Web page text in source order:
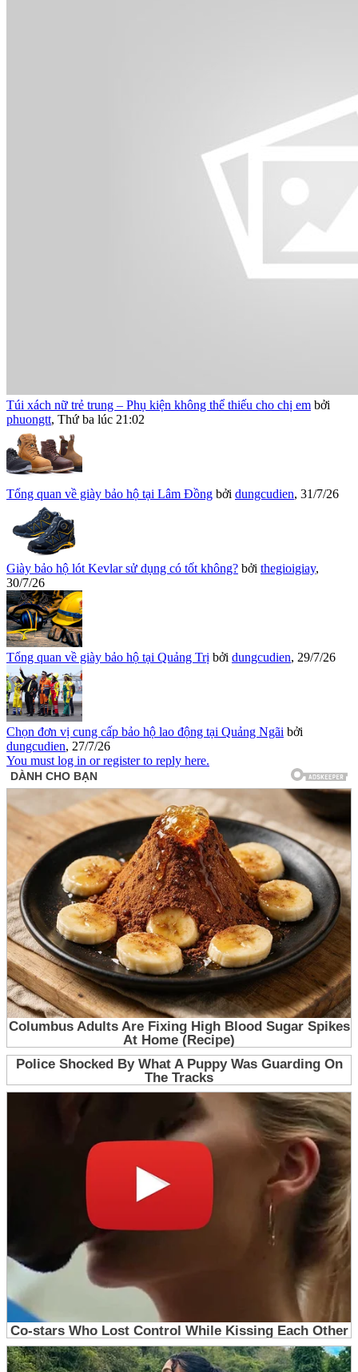
Túi xách nữ trẻ trung – Phụ kiện không thể thiếu cho chị em bởi
phuongtt, Thứ ba lúc 21:02
Tổng quan về giày bảo hộ tại Lâm Đồng bởi dungcudien, 31/7/26
Giày bảo hộ lót Kevlar sử dụng có tốt không? bởi thegioigiay,
30/7/26
Tổng quan về giày bảo hộ tại Quảng Trị bởi dungcudien, 29/7/26
Chọn đơn vị cung cấp bảo hộ lao động tại Quảng Ngãi bởi
dungcudien, 27/7/26
You must log in or register to reply here.